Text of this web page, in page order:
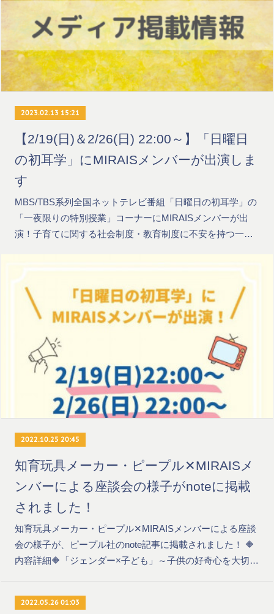
2023.02.13 15:21
【2/19(日)＆2/26(日) 22:00～】「日曜日
の初耳学」にMIRAISメンバーが出演しま
す
MBS/TBS系列全国ネットテレビ番組「日曜日の初耳学」の
「一夜限りの特別授業」コーナーにMIRAISメンバーが出
演！子育てに関する社会制度・教育制度に不安を持つ一…
2022.10.25 20:45
知育玩具メーカー・ピープル✕MIRAISメ
ンバーによる座談会の様子がnoteに掲載
されました！
知育玩具メーカー・ピープル✕MIRAISメンバーによる座談
会の様子が、ピープル社のnote記事に掲載されました！ 🔶
内容詳細🔶「ジェンダー×子ども」～子供の好奇心を大切…
2022.05.26 01:03